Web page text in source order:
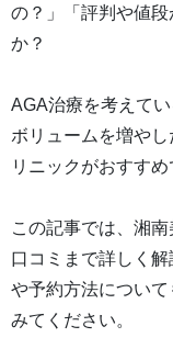
の？」「評判や値
か？
AGA治療を考えて
ボリュームを増や
リニックがおすすめ
この記事では、湘
口コミまで詳しく
や予約方法につい
みてください。